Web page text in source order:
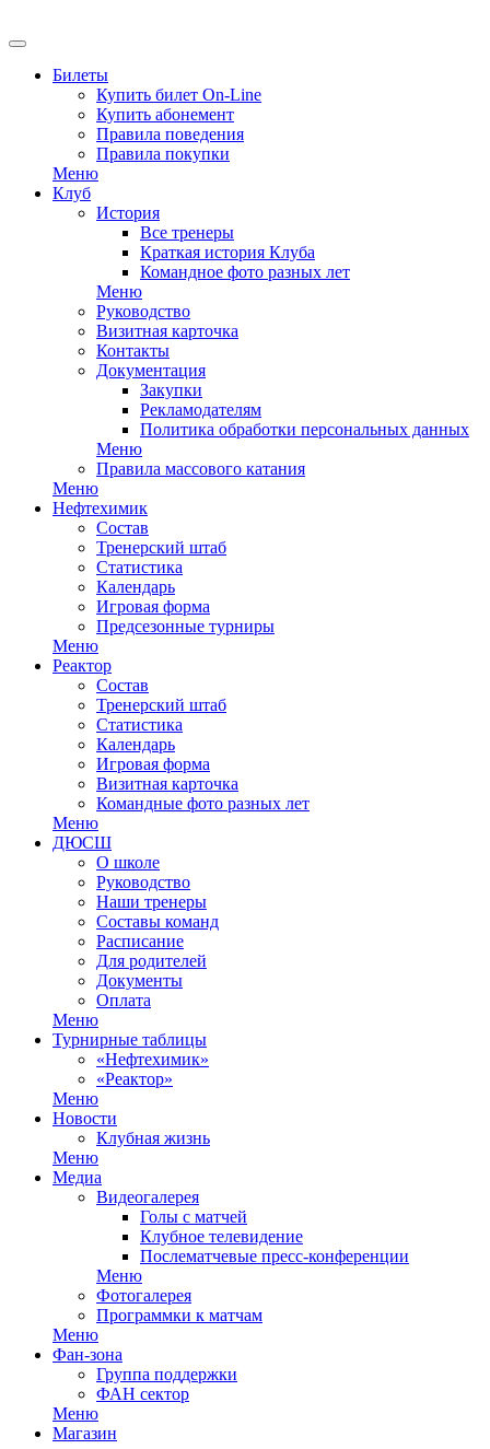
Билеты
Купить билет On-Line
Купить абонемент
Правила поведения
Правила покупки
Меню
Клуб
История
Все тренеры
Краткая история Клуба
Командное фото разных лет
Меню
Руководство
Визитная карточка
Контакты
Документация
Закупки
Рекламодателям
Политика обработки персональных данных
Меню
Правила массового катания
Меню
Нефтехимик
Состав
Тренерский штаб
Статистика
Календарь
Игровая форма
Предсезонные турниры
Меню
Реактор
Состав
Тренерский штаб
Статистика
Календарь
Игровая форма
Визитная карточка
Командные фото разных лет
Меню
ДЮСШ
О школе
Руководство
Наши тренеры
Составы команд
Расписание
Для родителей
Документы
Оплата
Меню
Турнирные таблицы
«Нефтехимик»
«Реактор»
Меню
Новости
Клубная жизнь
Меню
Медиа
Видеогалерея
Голы с матчей
Клубное телевидение
Послематчевые пресс-конференции
Меню
Фотогалерея
Программки к матчам
Меню
Фан-зона
Группа поддержки
ФАН сектор
Меню
Магазин